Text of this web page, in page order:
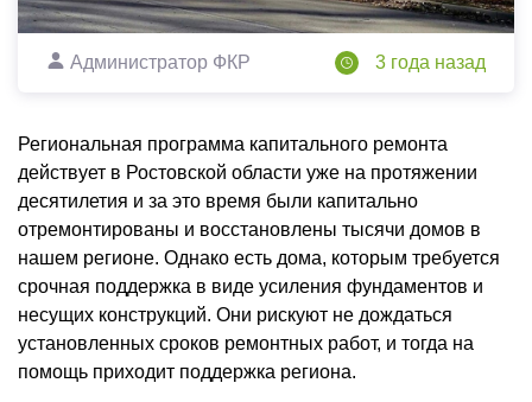
Администратор ФКР 3 года назад
Региональная программа капитального ремонта
действует в Ростовской области уже на протяжении
десятилетия и за это время были капитально
отремонтированы и восстановлены тысячи домов в
нашем регионе. Однако есть дома, которым требуется
срочная поддержка в виде усиления фундаментов и
несущих конструкций. Они рискуют не дождаться
установленных сроков ремонтных работ, и тогда на
помощь приходит поддержка региона.